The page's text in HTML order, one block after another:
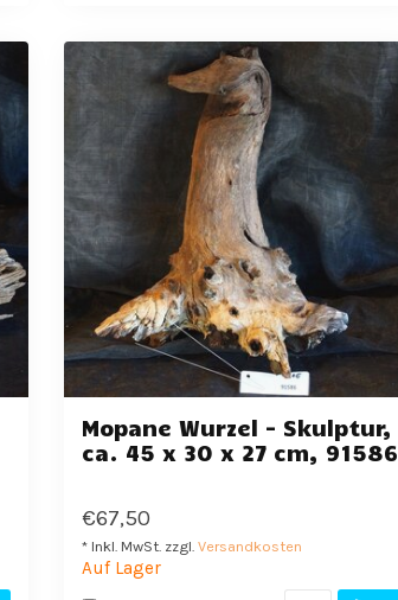
Mopane Wurzel - Skulptur,
ca. 45 x 30 x 27 cm, 91586
€67,50
* Inkl. MwSt. zzgl. Versandkosten
Auf Lager